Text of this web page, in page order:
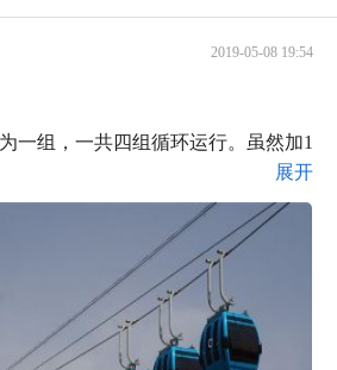
2019-05-08 19:54
一组，一共四组循环运行。虽然加1
展开